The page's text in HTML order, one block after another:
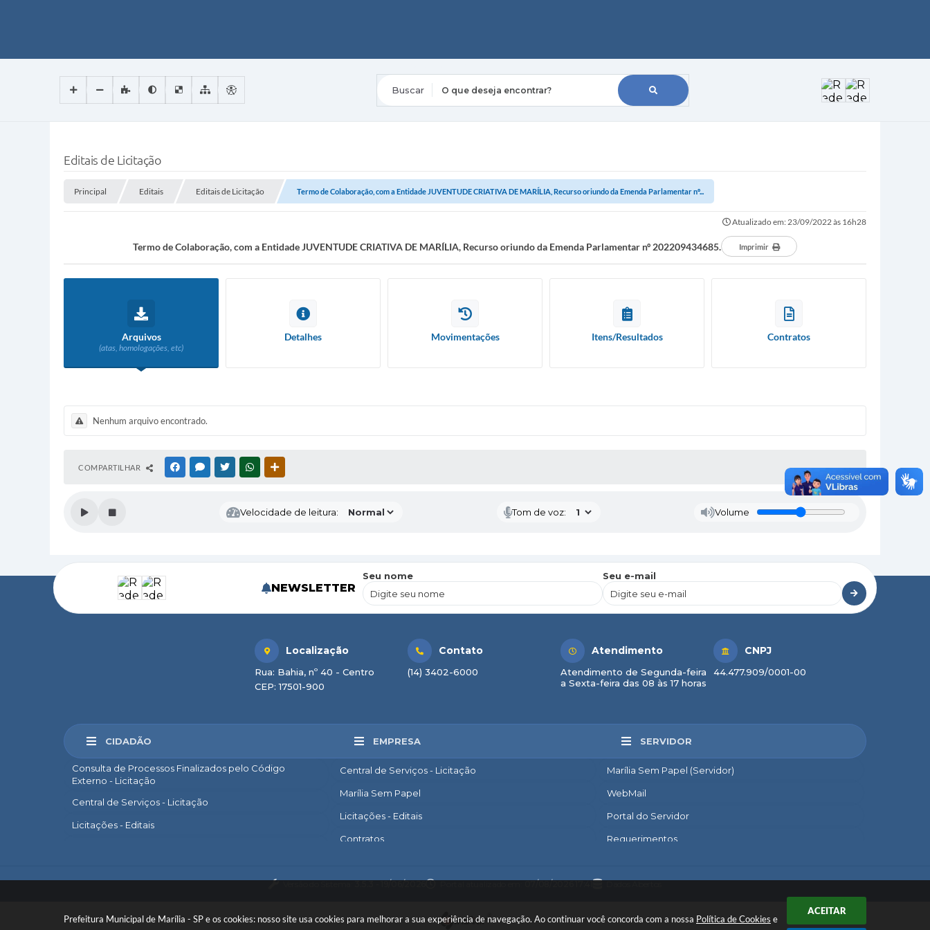
Prefeitura Municipal de Marília - SP e os cookies: nosso site usa cookies para melhorar a sua experiência de navegação. Ao continuar você concorda com a nossa Política de Cookies e
ACEITAR
Editais de Licitação
Principal Editais Editais de Licitação Termo de Colaboração, com a Entidade JUVENTUDE CRIATIVA DE MARÍLIA, Recurso oriundo da Emenda Parlamentar nº...
Atualizado em: 23/09/2022 às 16h28
Termo de Colaboração, com a Entidade JUVENTUDE CRIATIVA DE MARÍLIA, Recurso oriundo da Emenda Parlamentar nº 202209434685. Imprimir
Arquivos
(atas, homologações, etc)
Detalhes Movimentações Itens/Resultados Contratos
Nenhum arquivo encontrado.
COMPARTILHAR FACEBOOKMESSENGER
TWITTERWHATSAPP
Velocidade de leitura: Tom de voz: Volume
NEWSLETTER
Seu nome Seu e-mail
CIDADÃO
Consulta de Processos Finalizados pelo Código
Externo - Licitação
Central de Serviços - Licitação
Licitações - Editais
Legislação Municipal
EMPRESA
Central de Serviços - Licitação
Marília Sem Papel
Licitações - Editais
Contratos
Diário Oficial
SERVIDOR
Marília Sem Papel (Servidor)
WebMail
Portal do Servidor
Requerimentos
Consignado
Localização
Rua: Bahia, nº 40 - Centro
CEP: 17501-900
Contato
(14) 3402-6000
Atendimento
Atendimento de Segunda-feira
a Sexta-feira das 08 às 17 horas
CNPJ
44.477.909/0001-00